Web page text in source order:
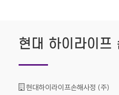
현대 하이라이프
기관명 :
현대하이라이프손해사정 (주)